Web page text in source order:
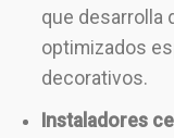
que desarrolla
optimizados
decorativos.
Instaladores